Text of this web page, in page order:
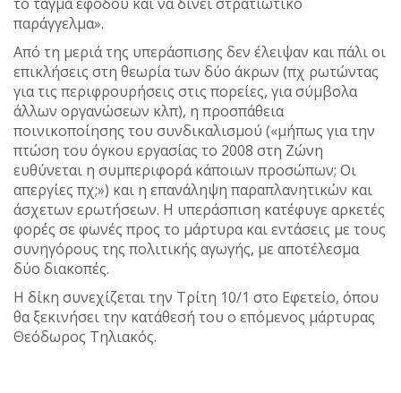
το τάγμα εφόδου και να δίνει στρατιωτικό
παράγγελμα».
Από τη μεριά της υπεράσπισης δεν έλειψαν και πάλι οι
επικλήσεις στη θεωρία των δύο άκρων (πχ ρωτώντας
για τις περιφρουρήσεις στις πορείες, για σύμβολα
άλλων οργανώσεων κλπ), η προσπάθεια
ποινικοποίησης του συνδικαλισμού («μήπως για την
πτώση του όγκου εργασίας το 2008 στη Ζώνη
ευθύνεται η συμπεριφορά κάποιων προσώπων; Οι
απεργίες πχ;») και η επανάληψη παραπλανητικών και
άσχετων ερωτήσεων. Η υπεράσπιση κατέφυγε αρκετές
φορές σε φωνές προς το μάρτυρα και εντάσεις με τους
συνηγόρους της πολιτικής αγωγής, με αποτέλεσμα
δύο διακοπές.
Η δίκη συνεχίζεται την Τρίτη 10/1 στο Εφετείο, όπου
θα ξεκινήσει την κατάθεσή του ο επόμενος μάρτυρας
Θεόδωρος Τηλιακός.